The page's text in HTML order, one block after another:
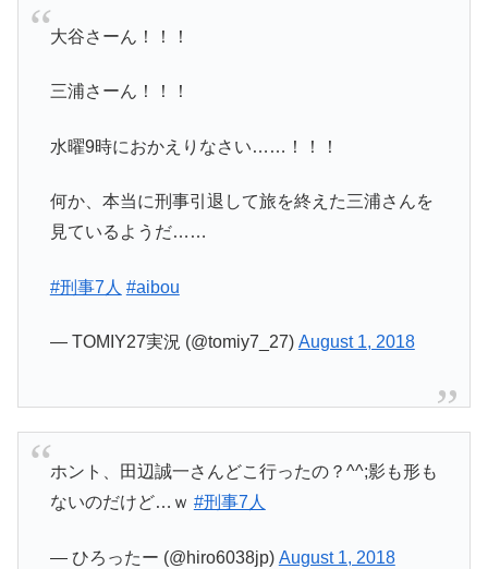
大谷さーん！！！
三浦さーん！！！
水曜9時におかえりなさい……！！！
何か、本当に刑事引退して旅を終えた三浦さんを
見ているようだ……
#刑事7人 #aibou
— TOMIY27実況 (@tomiy7_27) August 1, 2018
ホント、田辺誠一さんどこ行ったの？^^;影も形も
ないのだけど…ｗ #刑事7人
— ひろったー (@hiro6038jp) August 1, 2018